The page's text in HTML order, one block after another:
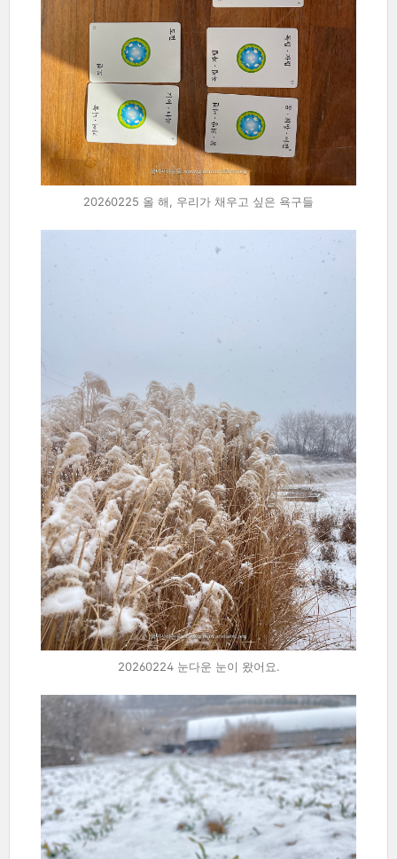
20260225 올 해, 우리가 채우고 싶은 욕구들
20260224 눈다운 눈이 왔어요.